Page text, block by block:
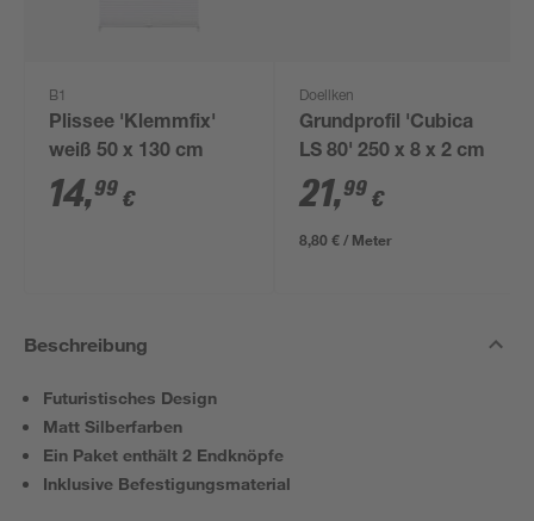
B1
Plissee 'Klemmfix'
weiß 50 x 130 cm
14,99 €
Doellken
Grundprofil 'Cubica
LS 80' 250 x 8 x 2 cm
21,99 €
8,80 € / Meter
Beschreibung
Futuristisches Design
Matt Silberfarben
Ein Paket enthält 2 Endknöpfe
Inklusive Befestigungsmaterial